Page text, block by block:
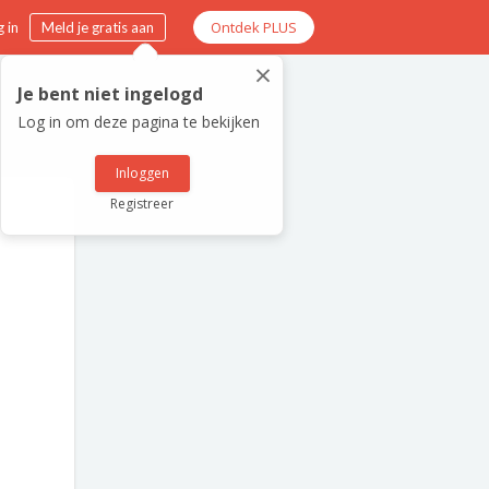
in Meld je gratis aan Ontdek PLUS
×
Je bent niet ingelogd
Log in om deze pagina te bekijken
Inloggen
Registreer